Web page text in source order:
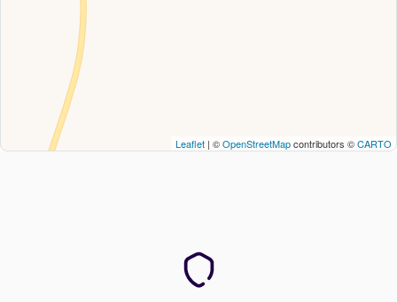
Leaflet | ©OpenStreetMapcontributors ©CARTO